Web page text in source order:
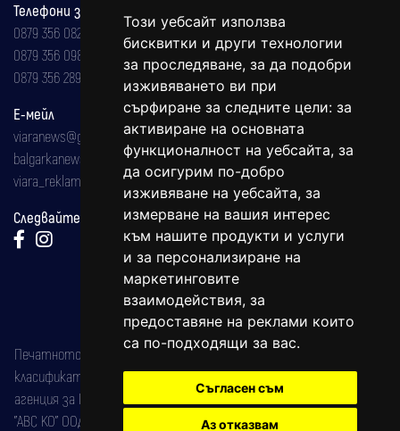
Този уебсайт използва
бисквитки и други технологии
за проследяване, за да подобри
изживяването ви при
сърфиране за следните цели: за
активиране на основната
функционалност на уебсайта, за
да осигурим по-добро
изживяване на уебсайта, за
измерване на вашия интерес
към нашите продукти и услуги
и за персонализиране на
маркетинговите
взаимодействия, за
предоставяне на реклами които
са по-подходящи за вас.
Съгласен съм
Аз отказвам
Телефони за реклама и абонаменти
0879 356 082
0879 356 098
0879 356 289
Е-мейл
viaranews@gmail.com
balgarkanews@gmail.com
viara_reklama@mail.bg
Следвайте ни:
Печатното издание на вестника е регистрирано в националния
класификатор на печатните издания (Българска национална
агенция за ISSN) под номер: ISSN 1312-4722.
"АВС КО" ООД е притежател на марката: Вяра информационен